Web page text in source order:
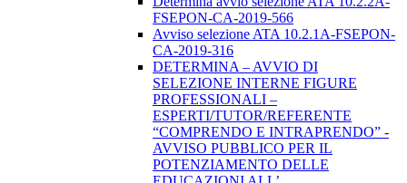
FSEPON-CA-2019-566
Avviso selezione ATA 10.2.1A-FSEPON-
CA-2019-316
DETERMINA – AVVIO DI
SELEZIONE INTERNE FIGURE
PROFESSIONALI –
ESPERTI/TUTOR/REFERENTE
“COMPRENDO E INTRAPRENDO” -
AVVISO PUBBLICO PER IL
POTENZIAMENTO DELLE